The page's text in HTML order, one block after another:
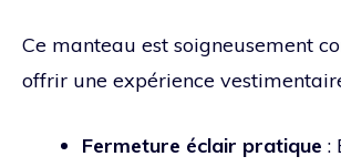
Ce manteau est soigneusement
offrir une expérience
Fermeture éclair pratique :